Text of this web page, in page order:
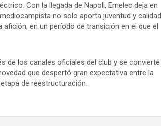
Con la llegada de Napoli, Emelec deja en
no solo aporta juventud y calidad
en un período de transición en el que el
de los canales oficiales del club y se convierte
que despertó gran expectativa entre la
de reestructuración.